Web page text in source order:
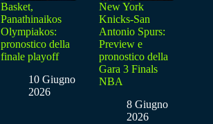
Basket,
Panathinaikos
Olympiakos:
pronostico della
finale playoff
10 Giugno
2026
New York
Knicks-San
Antonio Spurs:
Preview e
pronostico della
Gara 3 Finals
NBA
8 Giugno
2026